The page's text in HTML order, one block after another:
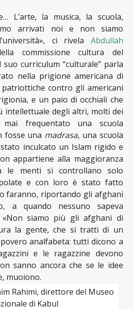
L’arte, la musica, la scuola,
arrivati noi e non siamo
ci rivela Abdullah
commissione cultura del
curriculum “culturale” parla
nella prigione americana di
contro gli americani
e un paio di occhiali che
intellettuale degli altri, molti dei
frequentato una scuola
fosse una madrasa, una scuola
inculcato un Islam rigido e
appartiene alla maggioranza
le menti si controllano solo
e con loro è stato fatto
faranno, riportando gli afghani
a quando nessuno sapeva
«Non siamo più gli afghani di
la gente, che si tratti di un
analfabeta: tutti dicono a
e le ragazzine devono
sanno ancora che se le idee
muoiono.